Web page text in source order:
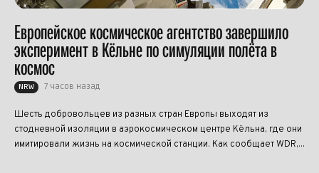
Европейское космическое агентство завершило
эксперимент в Кёльне по симуляции полёта в
космос
NRW 7 часов назад
Шесть добровольцев из разных стран Европы выходят из
стодневной изоляции в аэрокосмическом центре Кёльна, где они
имитировали жизнь на космической станции. Как сообщает WDR,...